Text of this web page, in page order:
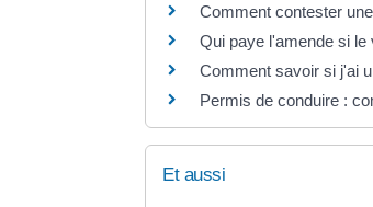
Comment contester
Qui paye l'amende si le
Comment savoir si j'ai
Permis de conduire :
Et aussi